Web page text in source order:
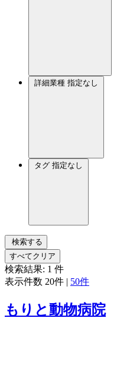
詳細業種 指定なし
タグ 指定なし
検索する
すべてクリア
検索結果: 1 件
表示件数 20件 | 50件
もりと動物病院